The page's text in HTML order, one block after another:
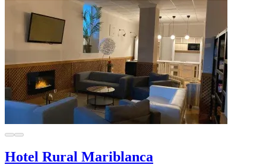
Hotel Rural Mariblanca